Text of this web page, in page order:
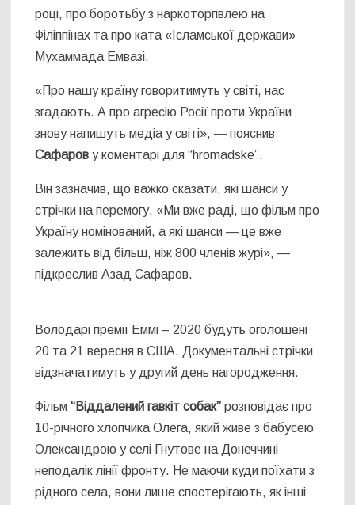
році, про боротьбу з наркоторгівлею на
Філіппінах та про ката «Ісламської держави»
Мухаммада Емвазі.
«Про нашу країну говоритимуть у світі, нас
згадають. А про агресію Росії проти України
знову напишуть медіа у світі», — пояснив
Сафарову коментарі для “hromadske”.
Він зазначив, що важко сказати, які шанси у
стрічки на перемогу. «Ми вже раді, що фільм про
Україну номінований, а які шанси — це вже
залежить від більш, ніж 800 членів журі», —
підкреслив Азад Сафаров.
Володарі премії Еммі – 2020 будуть оголошені
20 та 21 вересня в США. Документальні стрічки
відзначатимуть у другий день нагородження.
Фільм“Віддалений гавкіт собак” розповідає про
10-річного хлопчика Олега, який живе з бабусею
Олександрою у селі Гнутове на Донеччині
неподалік лінії фронту. Не маючи куди поїхати з
рідного села, вони лише спостерігають, як інші